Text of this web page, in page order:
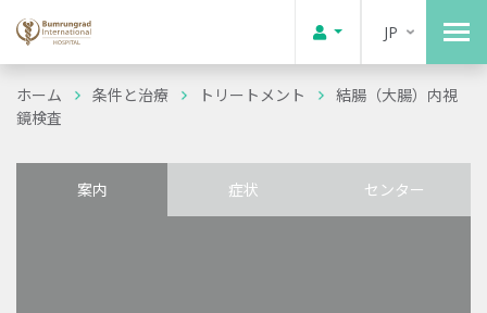
JP
ホーム 条件と治療 トリートメント
結腸（大腸）内視
鏡検査
案内 症状 センター